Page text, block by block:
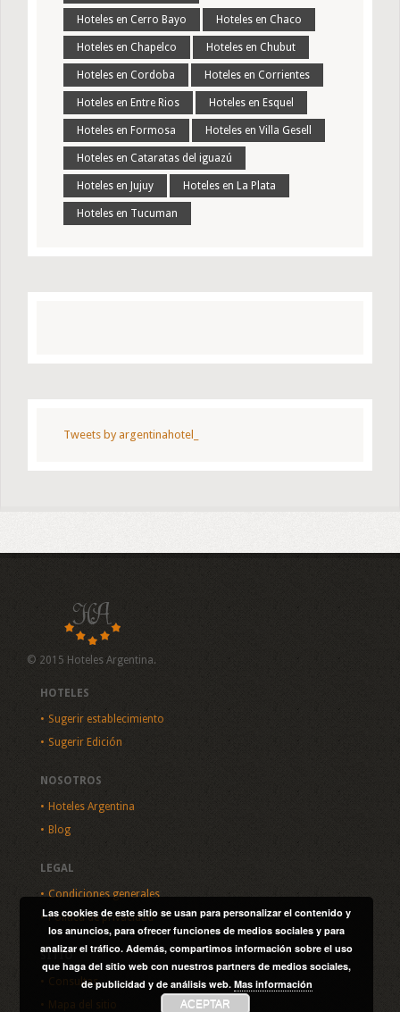
Hoteles en Cerro Bayo Hoteles en Chaco
Hoteles en Chapelco Hoteles en Chubut
Hoteles en Cordoba Hoteles en Corrientes
Hoteles en Entre Rios Hoteles en Esquel
Hoteles en Formosa Hoteles en Villa Gesell
Hoteles en Cataratas del iguazú
Hoteles en Jujuy Hoteles en La Plata
Hoteles en Tucuman
Tweets by argentinahotel_
© 2015 Hoteles Argentina.
HOTELES
Sugerir establecimiento
Sugerir Edición
NOSOTROS
Hoteles Argentina
Blog
LEGAL
Condiciones generales
Política de privacidad
SITIO
Consultas
Mapa del sitio
Las cookies de este sitio se usan para personalizar el contenido y
los anuncios, para ofrecer funciones de medios sociales y para
analizar el tráfico. Además, compartimos información sobre el uso
que haga del sitio web con nuestros partners de medios sociales,
de publicidad y de análisis web. Mas información
ACEPTAR